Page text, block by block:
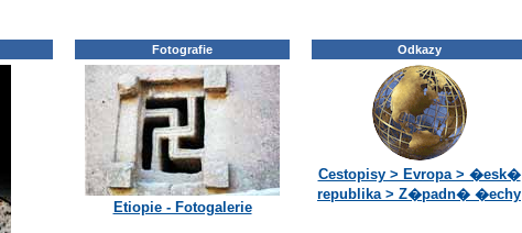
Fotografie
Etiopie - Fotogalerie
Odkazy
Cestopisy > Evropa > �esk�
republika > Z�padn� �echy